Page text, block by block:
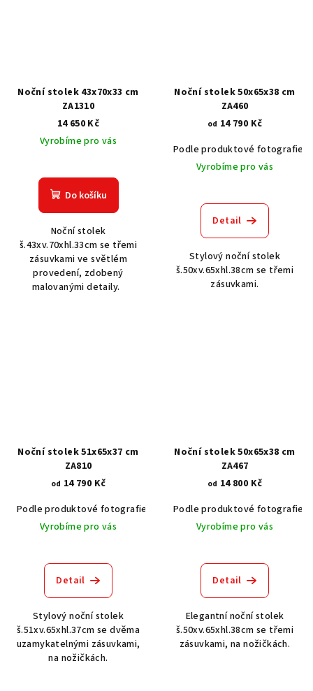
Noční stolek 43x70x33 cm
ZA1310
14 650 Kč
Vyrobíme pro vás
Do košíku
Noční stolek
š.43xv.70xhl.33cm se třemi
zásuvkami ve světlém
provedení, zdobený
malovanými detaily.
Noční stolek 50x65x38 cm
ZA460
od 14 790 Kč
Podle produktové fotografie
Vyrobíme pro vás
Detail
Stylový noční stolek
š.50xv.65xhl.38cm se třemi
zásuvkami.
Noční stolek 51x65x37 cm
ZA810
od 14 790 Kč
Podle produktové fotografie
Akát vintage BT1551
Dub světlý
Vyrobíme pro vás
Detail
Stylový noční stolek
š.51xv.65xhl.37cm se dvěma
uzamykatelnými zásuvkami,
na nožičkách.
Noční stolek 50x65x38 cm
ZA467
od 14 800 Kč
Podle produktové fotografie
Vyrobíme pro vás
Detail
Elegantní noční stolek
š.50xv.65xhl.38cm se třemi
zásuvkami, na nožičkách.